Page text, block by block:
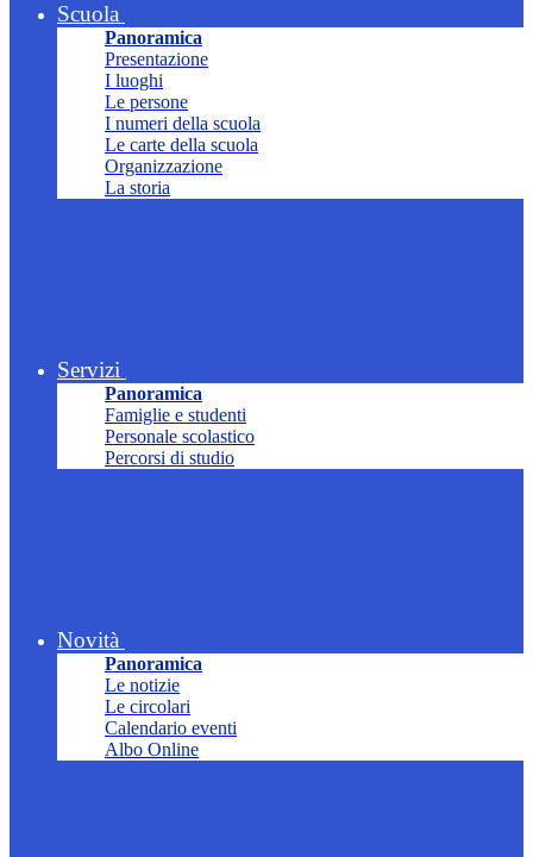
Scuola
Panoramica
Presentazione
I luoghi
Le persone
I numeri della scuola
Le carte della scuola
Organizzazione
La storia
Servizi
Panoramica
Famiglie e studenti
Personale scolastico
Percorsi di studio
Novità
Panoramica
Le notizie
Le circolari
Calendario eventi
Albo Online